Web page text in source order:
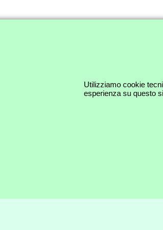
© CHIMISISTEM DI CONTI
Utilizziamo cookie
esperienza su questo